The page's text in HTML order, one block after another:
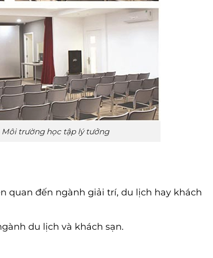
Môi trường học tập lý tưởng
quan đến ngành giải trí, du lịch hay khách
du lịch và khách sạn.